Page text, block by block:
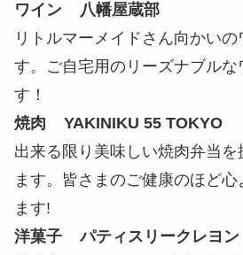
ワイン 八幡屋蔵部
リトルマーメイドさん向かい
す。ご自宅用のリーズナブルな
す！
焼肉 YAKINIKU 55 TOKYO
出来る限り美味しい焼肉弁当
ます。皆さまのご健康のほど
ます!
洋菓子 パティスリークレヨン